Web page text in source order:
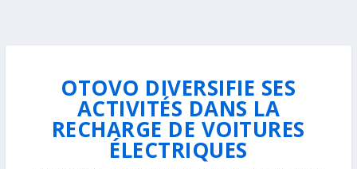
OTOVO DIVERSIFIE SES
ACTIVITÉS DANS LA
RECHARGE DE VOITURES
ÉLECTRIQUES